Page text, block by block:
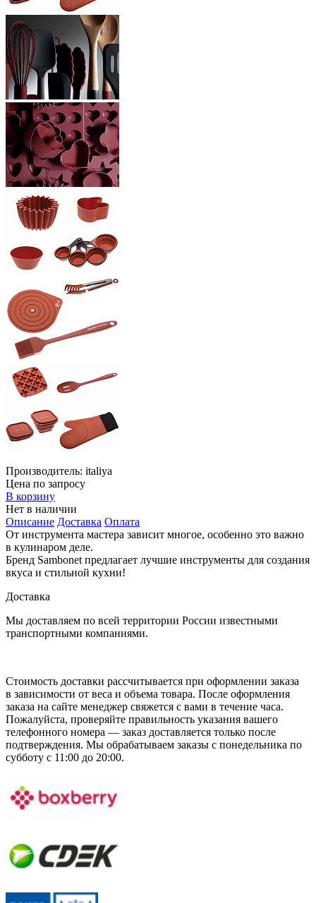
Производитель: italiya
Цена по запросу
В корзину
Нет в наличии
Описание Доставка Оплата
От инструмента мастера зависит многое, особенно это важно
в кулинаром деле.
Бренд Sambonet предлагает лучшие инструменты для создания
вкуса и стильной кухни!
Доставка
Мы доставляем по всей территории России известными
транспортными компаниями.
Стоимость доставки рассчитывается при оформлении заказа
в зависимости от веса и объема товара. После оформления
заказа на сайте менеджер свяжется с вами в течение часа.
Пожалуйста, проверяйте правильность указания вашего
телефонного номера — заказ доставляется только после
подтверждения. Мы обрабатываем заказы с понедельника по
субботу с 11:00 до 20:00.